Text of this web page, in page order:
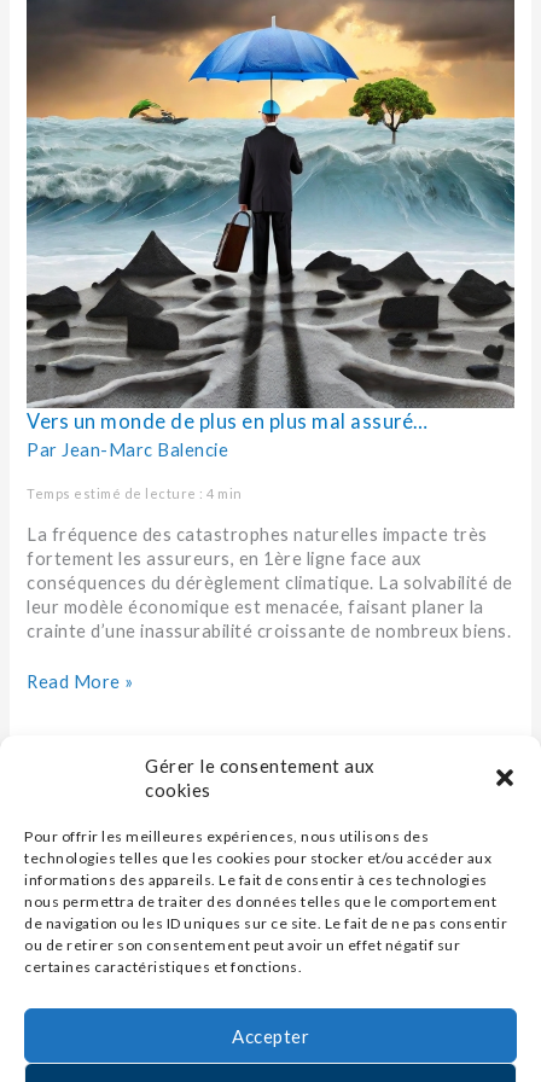
Gérer le consentement aux
cookies
Pour offrir les meilleures expériences, nous utilisons des
technologies telles que les cookies pour stocker et/ou accéder aux
informations des appareils. Le fait de consentir à ces technologies
nous permettra de traiter des données telles que le comportement
de navigation ou les ID uniques sur ce site. Le fait de ne pas consentir
ou de retirer son consentement peut avoir un effet négatif sur
certaines caractéristiques et fonctions.
Accepter
Vers un monde de plus en plus mal assuré…
Par Jean-Marc Balencie
Temps estimé de lecture : 4 min
La fréquence des catastrophes naturelles impacte très
fortement les assureurs, en 1ère ligne face aux
conséquences du dérèglement climatique. La solvabilité de
leur modèle économique est menacée, faisant planer la
crainte d’une inassurabilité croissante de nombreux biens.
Read More »